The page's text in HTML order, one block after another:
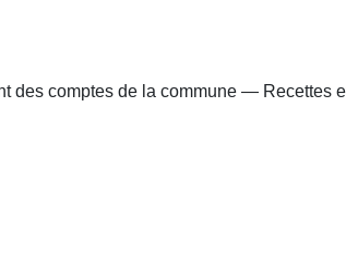
des comptes de la commune — Recettes